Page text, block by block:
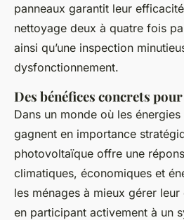
panneaux garantit leur
nettoyage deux à quatre fois
ainsi qu’une inspection
dysfonctionnement.
Des bénéfices concrets
Dans un monde où les
gagnent en importance
photovoltaïque offre une
climatiques, économiques et
les ménages à mieux gérer
en participant activement à un